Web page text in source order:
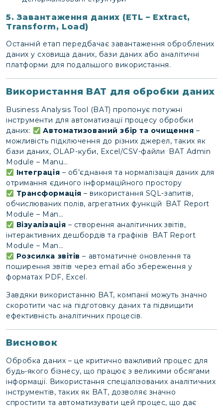
5. Завантаження даних (ETL – Extract,
Transform, Load)
Останній етап передбачає завантаження оброблених
даних у сховища даних, бази даних або аналітичні
платформи для подальшого використання.
Використання BAT для обробки даних
Business Analysis Tool (BAT) пропонує потужні
інструменти для автоматизації процесу обробки
даних:
Автоматизований збір та очищення –
можливість підключення до різних джерел, таких як
бази даних, OLAP-куби, Excel/CSV-файли​ BAT Admin
Module – Manu…
Інтеграція – об’єднання та нормалізація даних для
отримання єдиного інформаційного простору
Трансформація – використання SQL-запитів,
обчислюваних полів, агрегатних функцій​ BAT Report
Module – Man…
Візуалізація – створення аналітичних звітів,
інтерактивних дешбордів та графіків​
BAT Report
Module – Man…
Розсилка звітів – автоматичне оновлення та
поширення звітів через email або збереження у
форматах PDF, Excel​.
Завдяки використанню BAT, компанії можуть значно
скоротити час на підготовку даних та підвищити
ефективність аналітичних процесів.
Висновок
Обробка даних – це критично важливий процес для
будь-якого бізнесу, що працює з великими обсягами
інформації. Використання спеціалізованих аналітичних
інструментів, таких як BAT, дозволяє значно
спростити та автоматизувати цей процес, що дає